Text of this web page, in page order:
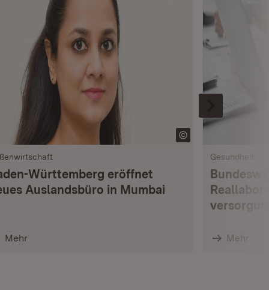
Württemberg eröffnet
Auslandsbüro in Mumbai
Mehr
Gesundheit
Mehr